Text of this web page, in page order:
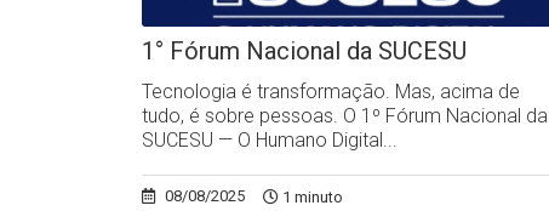
1° Fórum Nacional da SUCESU
Tecnologia é transformação. Mas, acima de
tudo, é sobre pessoas. O 1º Fórum Nacional da
SUCESU — O Humano Digital...
08/08/2025 1 minuto